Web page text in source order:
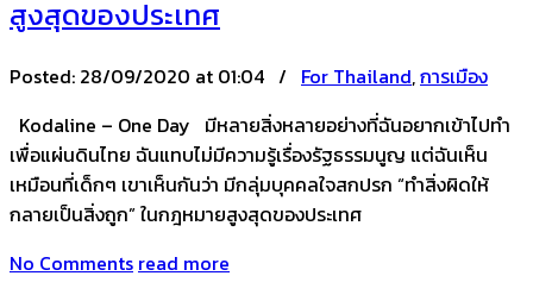
สูงสุดของประเทศ
Posted: 28/09/2020 at 01:04 / For Thailand,การเมือง
Kodaline – One Day มีหลายสิ่งหลายอย่างที่ฉันอยากเข้าไปทำ
เพื่อแผ่นดินไทย ฉันแทบไม่มีความรู้เรื่องรัฐธรรมนูญ แต่ฉันเห็น
เหมือนที่เด็กๆ เขาเห็นกันว่า มีกลุ่มบุคคลใจสกปรก “ทำสิ่งผิดให้
กลายเป็นสิ่งถูก” ในกฎหมายสูงสุดของประเทศ
No Comments read more